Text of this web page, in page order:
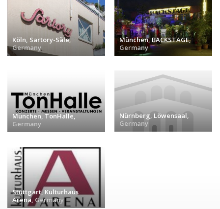
Köln, Sartory-Säle,
Germany
заходів (0) »
München, BACKSTAGE,
Germany
заходів (0) »
München, TonHalle,
Germany
заходів (0) »
Nürnberg, Löwensaal,
Germany
заходів (0) »
Stuttgart, Kulturhaus
Arena, Germany